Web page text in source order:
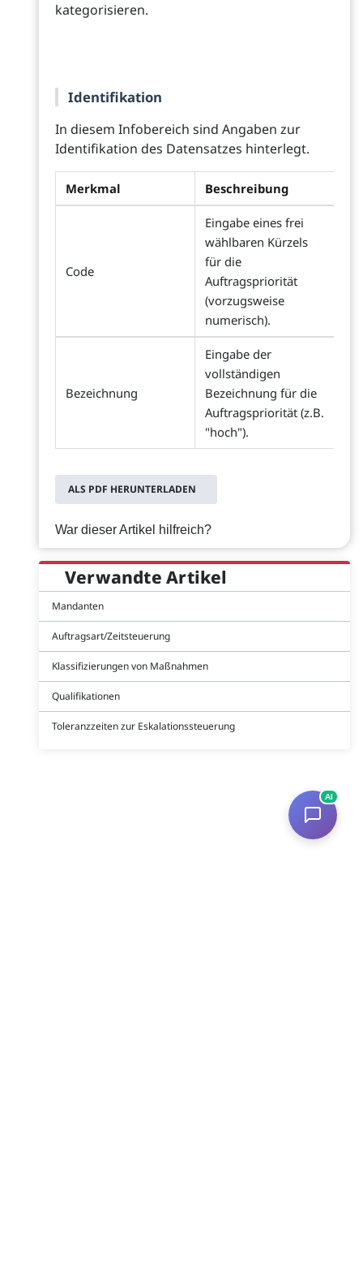
kategorisieren.
Identifikation
In diesem Infobereich sind Angaben zur
Identifikation des Datensatzes hinterlegt.
Merkmal Beschreibung
Code
Eingabe eines frei
wählbaren Kürzels
für die
Auftragspriorität
(vorzugsweise
numerisch).
Bezeichnung
Eingabe der
vollständigen
Bezeichnung für die
Auftragspriorität (z.B.
"hoch").
ALS PDF HERUNTERLADEN
War dieser Artikel hilfreich?
Verwandte Artikel
Mandanten
Auftragsart/Zeitsteuerung
Klassifizierungen von Maßnahmen
Qualifikationen
Toleranzzeiten zur Eskalationssteuerung
AI